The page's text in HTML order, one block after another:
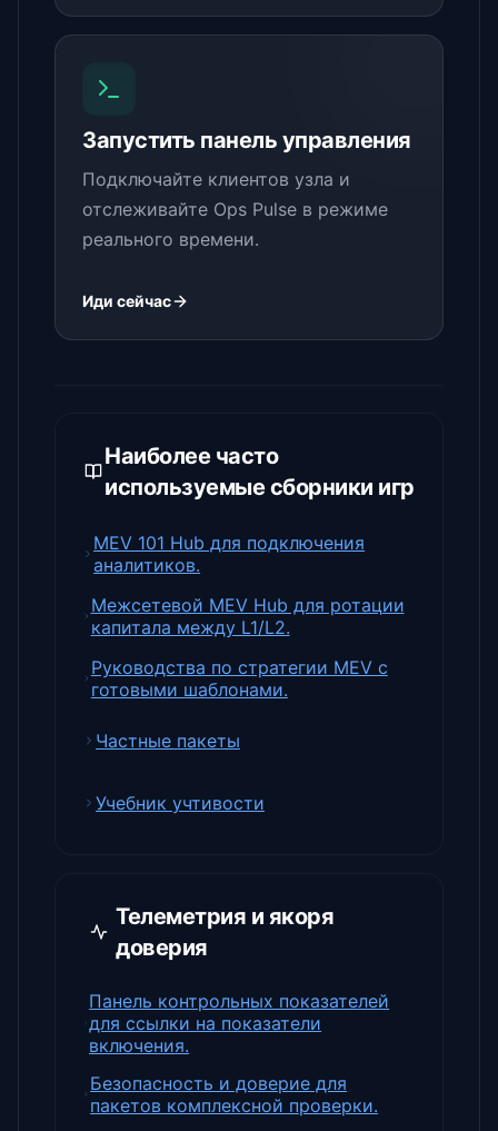
Запустить панель управления
Подключайте клиентов узла и
отслеживайте Ops Pulse в режиме
реального времени.
Иди сейчас
Наиболее часто
используемые сборники игр
MEV 101 Hub для подключения
аналитиков.
Межсетевой MEV Hub для ротации
капитала между L1/L2.
Руководства по стратегии MEV с
готовыми шаблонами.
Частные пакеты
Учебник учтивости
Телеметрия и якоря
доверия
Панель контрольных показателей
для ссылки на показатели
включения.
Безопасность и доверие для
пакетов комплексной проверки.